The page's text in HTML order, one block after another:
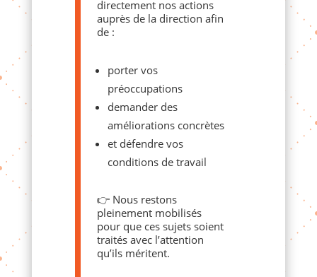
directement nos actions
auprès de la direction afin
de :
porter vos
préoccupations
demander des
améliorations concrètes
et défendre vos
conditions de travail
👉 Nous restons
pleinement mobilisés
pour que ces sujets soient
traités avec l’attention
qu’ils méritent.